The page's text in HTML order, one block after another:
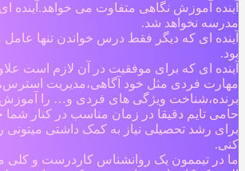
آینده آموزش نگاهی متفاوت می خواهد.آینده
مدرسه نخواهد شد.
آینده ای که دیگر فقط درس خواندن تنها عامل
بود.
آینده ای که برای موفقیت در آن لازم است
مهارت فردی مثل خود آگاهی،مدیریت
برنده،شناخت ویژگی های فردی و… را آموزش
حامی تایم دقیقا در زمان مناسب در کنار شما
برای رشد تحصیلی نیاز به کمک داشتی
کنی.
ما در تیممون یک روانشناس کاردرست و کلی